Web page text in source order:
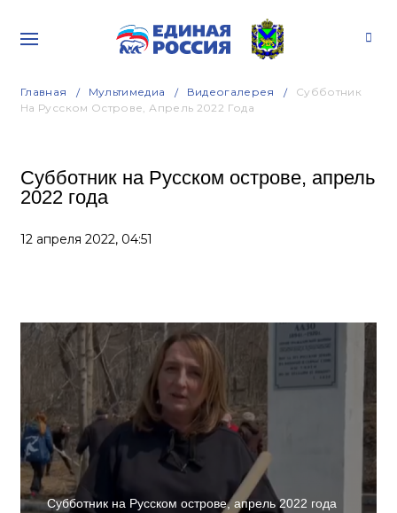
Главная Мультимедиа Видеогалерея
Субботник
На Русском Острове, Апрель 2022 Года
Субботник на Русском острове, апрель
2022 года
12 апреля 2022, 04:51
Субботник на Русском острове, апрель 2022 года